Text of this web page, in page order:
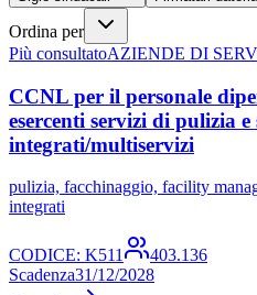
Ordina per
Più consultatoAZIENDE DI
CCNL per il personale
esercenti servizi di pulizia e
integrati/multiservizi
pulizia, facchinaggio, facility
integrati
CODICE: K511
403.136
Scadenza31/12/2028